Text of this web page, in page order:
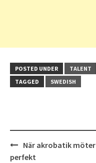
POSTED UNDER TALENT
TAGGED
SWEDISH
Post
navigation
När akrobatik möter
perfekt